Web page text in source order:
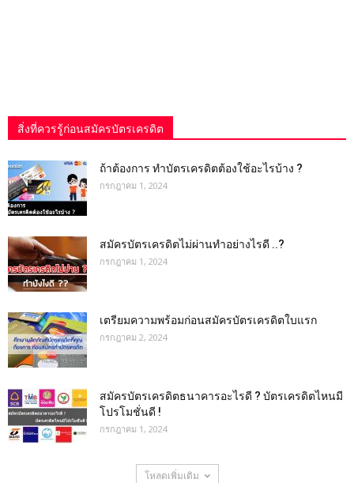
สิ่งที่ควรรู้ก่อนสมัครบัตรเครดิต
ถ้าต้องการ ทําบัตรเครดิตต้องใช้อะไรบ้าง ?
กรกฎาคม 1, 2024
สมัครบัตรเครดิตไม่ผ่านทำอย่างไรดี ..?
กรกฎาคม 1, 2024
เตรียมความพร้อมก่อนสมัครบัตรเครดิตใบแรก
กรกฎาคม 2, 2024
สมัครบัตรเครดิตธนาคารอะไรดี ? บัตรเครดิตไหนมี
โปรโมชั่นดี !
กรกฎาคม 1, 2024
โหลดเพิ่มเติม